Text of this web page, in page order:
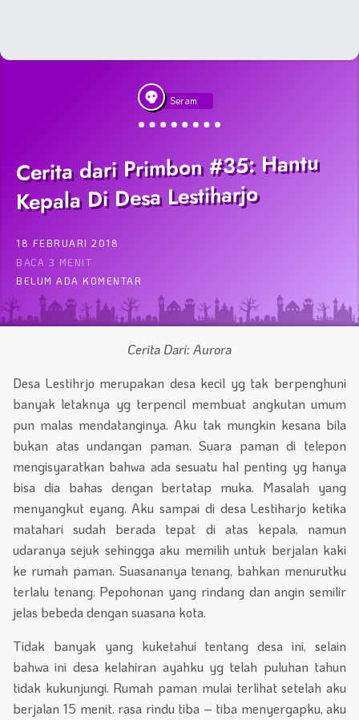
Seram
Cerita dari Primbon #35: Hantu
Kepala Di Desa Lestiharjo
18 FEBRUARI 2018
BACA 3 MENIT
BELUM ADA KOMENTAR
Cerita Dari: Aurora
Desa Lestihrjo merupakan desa kecil yg tak berpenghuni
banyak letaknya yg terpencil membuat angkutan umum
pun malas mendatanginya. Aku tak mungkin kesana bila
bukan atas undangan paman. Suara paman di telepon
mengisyaratkan bahwa ada sesuatu hal penting yg hanya
bisa dia bahas dengan bertatap muka. Masalah yang
menyangkut eyang. Aku sampai di desa Lestiharjo ketika
matahari sudah berada tepat di atas kepala, namun
udaranya sejuk sehingga aku memilih untuk berjalan kaki
ke rumah paman. Suasananya tenang, bahkan menurutku
terlalu tenang. Pepohonan yang rindang dan angin semilir
jelas bebeda dengan suasana kota.
Tidak banyak yang kuketahui tentang desa ini, selain
bahwa ini desa kelahiran ayahku yg telah puluhan tahun
tidak kukunjungi. Rumah paman mulai terlihat setelah aku
berjalan 15 menit. rasa rindu tiba – tiba menyergapku, aku